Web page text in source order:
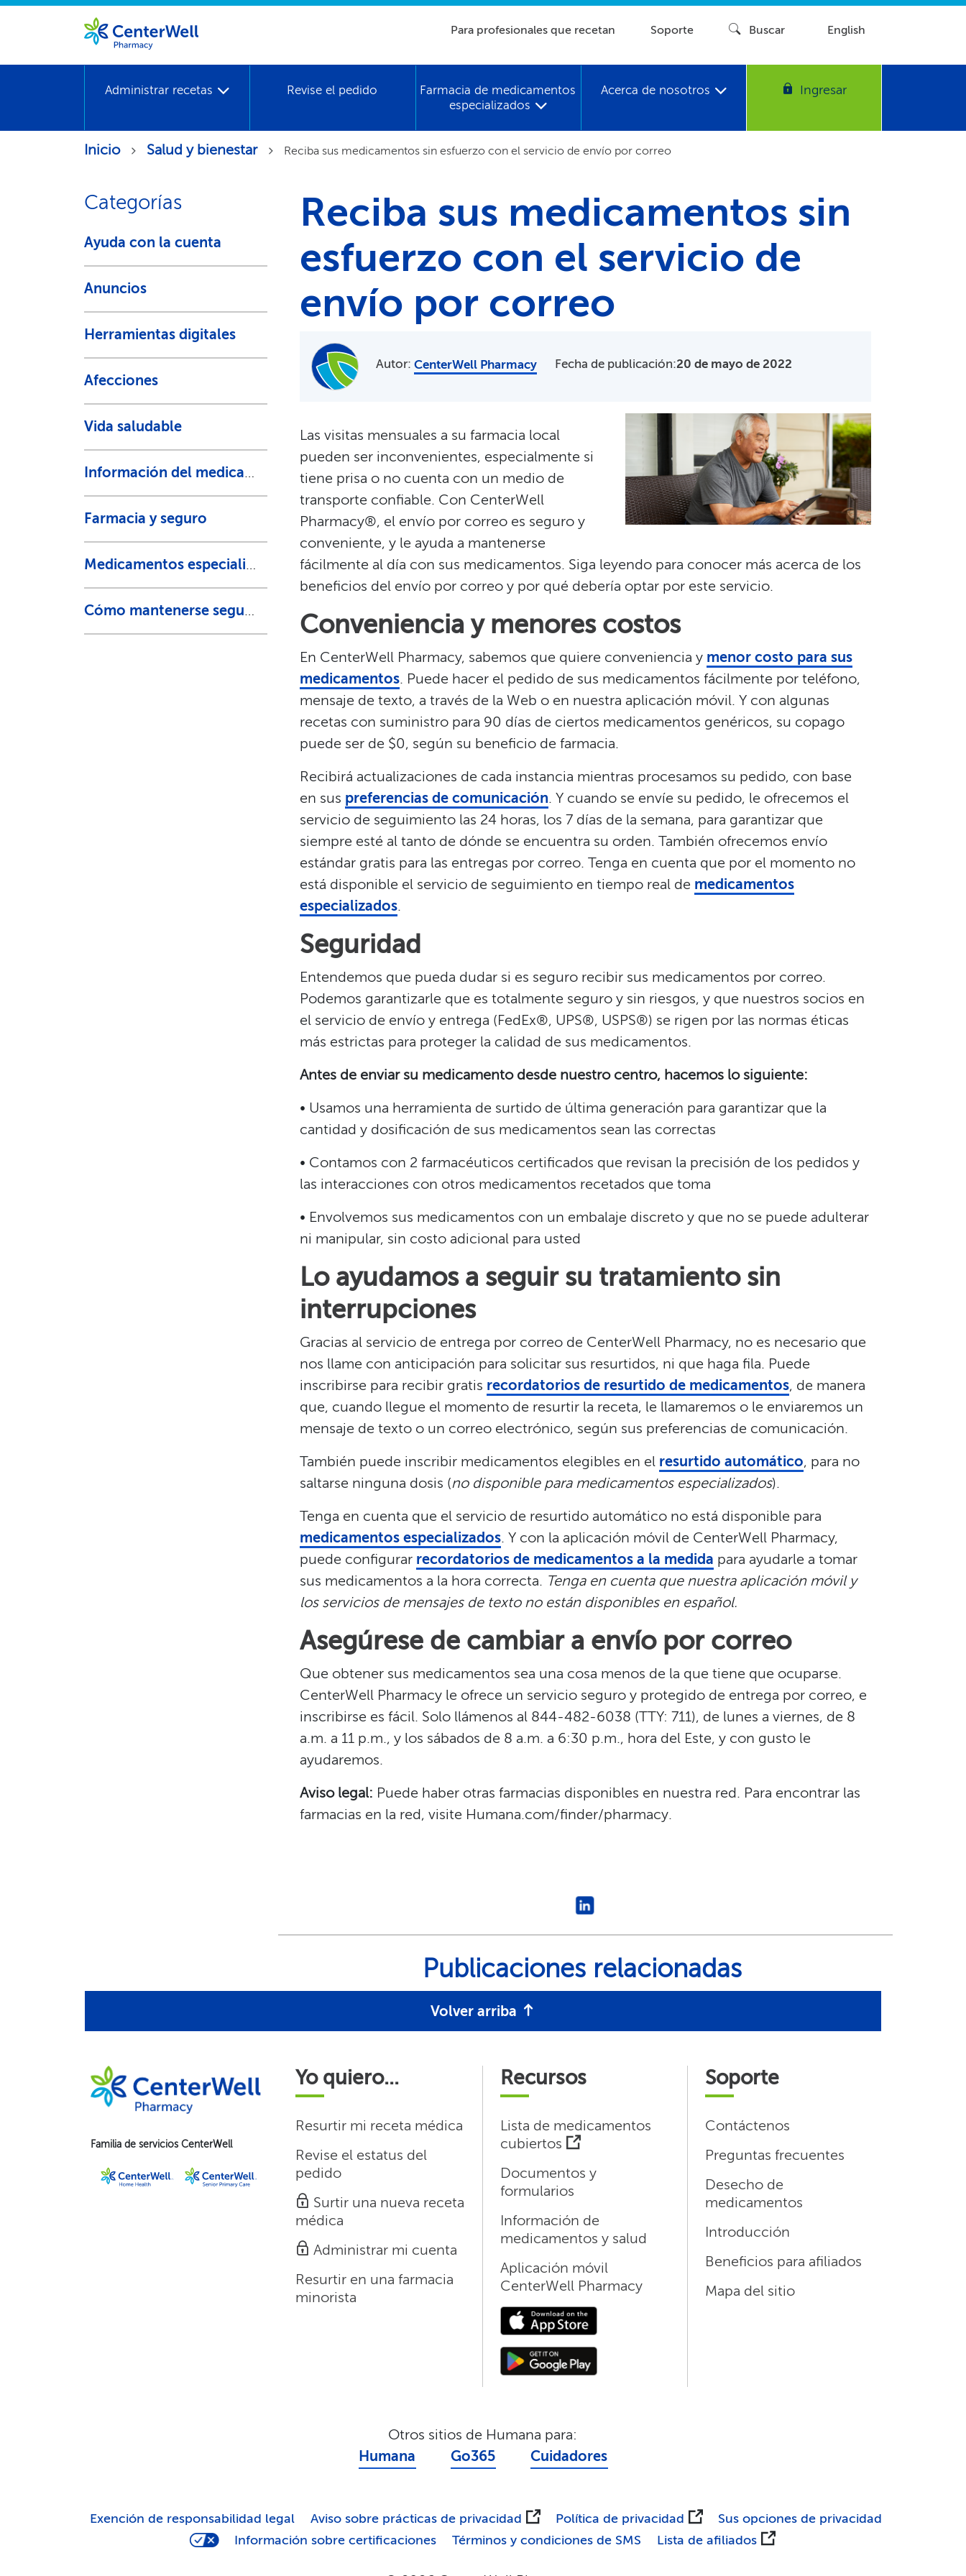
Para profesionales que recetan​​ Soporte​​ Buscar​​ English
Administrar recetas​​ Revise el pedido​​
Farmacia de medicamentos
especializados​​
Acerca de nosotros​​ Ingresar​​
Inicio​​ Salud y bienestar​​ Reciba sus medicamentos sin esfuerzo con el servicio de envío por correo​​
Categorías​​
Ayuda con la cuenta​​
Anuncios​​
Herramientas digitales​​
Afecciones​​
Vida saludable​​
Información del medicamento​​
Farmacia y seguro​​
Medicamentos especializados​​
Cómo mantenerse seguro​​
Reciba sus medicamentos sin
esfuerzo con el servicio de
envío por correo​​
Autor:CenterWell Pharmacy Fecha de publicación:20 de mayo de 2022
Las visitas mensuales a su farmacia local
pueden ser inconvenientes, especialmente si
tiene prisa o no cuenta con un medio de
transporte confiable. Con CenterWell
Pharmacy®, el envío por correo es seguro y
conveniente, y le ayuda a mantenerse
fácilmente al día con sus medicamentos. Siga leyendo para conocer más acerca de los
beneficios del envío por correo y por qué debería optar por este servicio.​​
Conveniencia y menores costos​​
En CenterWell Pharmacy, sabemos que quiere conveniencia y menor costo para sus
medicamentos. Puede hacer el pedido de sus medicamentos fácilmente por teléfono,
mensaje de texto, a través de la Web o en nuestra aplicación móvil. Y con algunas
recetas con suministro para 90 días de ciertos medicamentos genéricos, su copago
puede ser de $0, según su beneficio de farmacia.​​
Recibirá actualizaciones de cada instancia mientras procesamos su pedido, con base
en sus preferencias de comunicación. Y cuando se envíe su pedido, le ofrecemos el
servicio de seguimiento las 24 horas, los 7 días de la semana, para garantizar que
siempre esté al tanto de dónde se encuentra su orden. También ofrecemos envío
estándar gratis para las entregas por correo. Tenga en cuenta que por el momento no
está disponible el servicio de seguimiento en tiempo real de medicamentos
especializados.​​
Seguridad​​
Entendemos que pueda dudar si es seguro recibir sus medicamentos por correo.
Podemos garantizarle que es totalmente seguro y sin riesgos, y que nuestros socios en
el servicio de envío y entrega (FedEx®, UPS®, USPS®) se rigen por las normas éticas
más estrictas para proteger la calidad de sus medicamentos.​​
Antes de enviar su medicamento desde nuestro centro, hacemos lo siguiente:​​
• Usamos una herramienta de surtido de última generación para garantizar que la
cantidad y dosificación de sus medicamentos sean las correctas​​
• Contamos con 2 farmacéuticos certificados que revisan la precisión de los pedidos y
las interacciones con otros medicamentos recetados que toma​​
• Envolvemos sus medicamentos con un embalaje discreto y que no se puede adulterar
ni manipular, sin costo adicional para usted​​
Lo ayudamos a seguir su tratamiento sin
interrupciones​​
Gracias al servicio de entrega por correo de CenterWell Pharmacy, no es necesario que
nos llame con anticipación para solicitar sus resurtidos, ni que haga fila. Puede
inscribirse para recibir gratis recordatorios de resurtido de medicamentos, de manera
que, cuando llegue el momento de resurtir la receta, le llamaremos o le enviaremos un
mensaje de texto o un correo electrónico, según sus preferencias de comunicación.​​
También puede inscribir medicamentos elegibles en el resurtido automático, para no
saltarse ninguna dosis (no disponible para medicamentos especializados).​​
Tenga en cuenta que el servicio de resurtido automático no está disponible para
medicamentos especializados. Y con la aplicación móvil de CenterWell Pharmacy,
puede configurar recordatorios de medicamentos a la medida para ayudarle a tomar
sus medicamentos a la hora correcta. Tenga en cuenta que nuestra aplicación móvil y
los servicios de mensajes de texto no están disponibles en español.
Asegúrese de cambiar a envío por correo​​
Que obtener sus medicamentos sea una cosa menos de la que tiene que ocuparse.
CenterWell Pharmacy le ofrece un servicio seguro y protegido de entrega por correo, e
inscribirse es fácil. Solo llámenos al 844-482-6038 (TTY: 711), de lunes a viernes, de 8
a.m. a 11 p.m., y los sábados de 8 a.m. a 6:30 p.m., hora del Este, y con gusto le
ayudaremos.​​
Aviso legal: Puede haber otras farmacias disponibles en nuestra red. Para encontrar las
farmacias en la red, visite Humana.com/finder/pharmacy.​​
Publicaciones relacionadas​​
Volver arriba​​
Familia de servicios CenterWell​​
Yo quiero...​​
Resurtir mi receta médica​​
Revise el estatus del
pedido​​
Surtir una nueva receta
médica​​
Administrar mi cuenta​​
Resurtir en una farmacia
minorista​​
Recursos​​
Lista de medicamentos
cubiertos​​
Documentos y
formularios​​
Información de
medicamentos y salud​​
Aplicación móvil
CenterWell Pharmacy​​
Soporte​​
Contáctenos​​
Preguntas frecuentes​​
Desecho de
medicamentos​​
Introducción​​
Beneficios para afiliados​​
Mapa del sitio​​
Otros sitios de Humana para:​​
Humana​​
Go365​​ Cuidadores​​
Exención de responsabilidad legal​​ Aviso sobre prácticas de privacidad​​ Política de privacidad​​
Sus opciones de privacidad​​
Información sobre certificaciones​​
Términos y condiciones de SMS​​ Lista de afiliados​​